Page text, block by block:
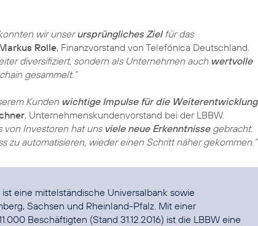
wir unserursprüngliches Zielfür das
Rolle, Finanzvorstand von Telefónica Deutschland.
diversifiziert, sondern als Unternehmen auch wertvolle
gesammelt.“
Kunden wichtige Impulse für die Weiterentwicklung
, Unternehmenskundenvorstand bei der LBBW.
von Investoren hat uns viele neue Erkenntnissegebracht.
zu automatisieren, wieder einen Schritt näher gekommen.“
ist eine mittelständische Universalbank sowie
Sachsen und Rheinland-Pfalz. Mit einer
Beschäftigten (Stand 31.12.2016) ist die LBBW eine